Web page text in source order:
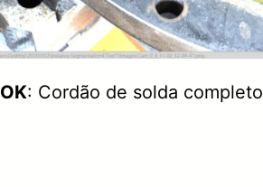
OK: Cordão de solda completo